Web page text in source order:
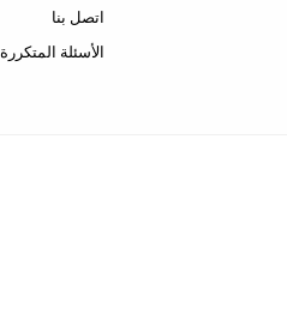
اتصل بنا
الأسئلة المتكررة